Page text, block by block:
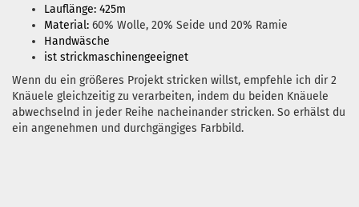
Lauflänge: 425m
Material: 60% Wolle, 20% Seide und 20% Ramie
Handwäsche
ist strickmaschinengeeignet
Wenn du ein größeres Projekt stricken willst, empfehle ich dir 2
Knäuele gleichzeitig zu verarbeiten, indem du beiden Knäuele
abwechselnd in jeder Reihe nacheinander stricken. So erhälst du
ein angenehmen und durchgängiges Farbbild.